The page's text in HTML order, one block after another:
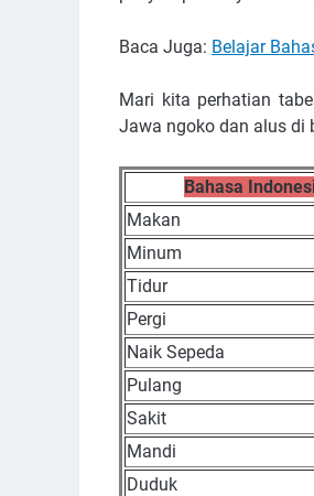
Baca Juga: Belajar
Mari kita perhatian
Jawa ngoko dan alus di
Bahasa
Makan
Minum
Tidur
Pergi
Naik Sepeda
Pulang
Sakit
Mandi
Duduk